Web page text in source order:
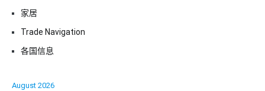
家居
Trade Navigation
各国信息
August 2026